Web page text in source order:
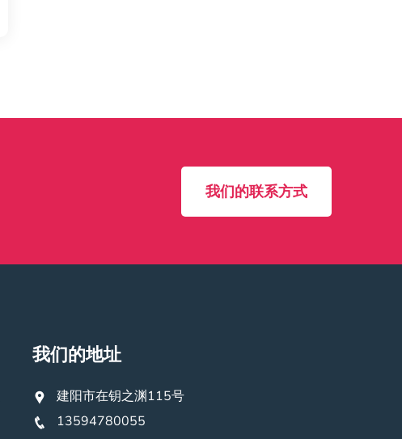
我们的联系方式
我们的地址
建阳市在钥之渊115号
13594780055